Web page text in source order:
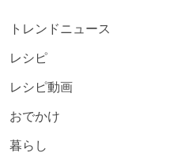
トレンドニュース
レシピ
レシピ動画
おでかけ
暮らし